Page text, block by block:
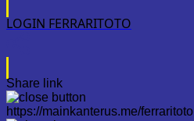
LOGIN FERRARITOTO
Share link
https://mainkanterus.me/ferraritoto